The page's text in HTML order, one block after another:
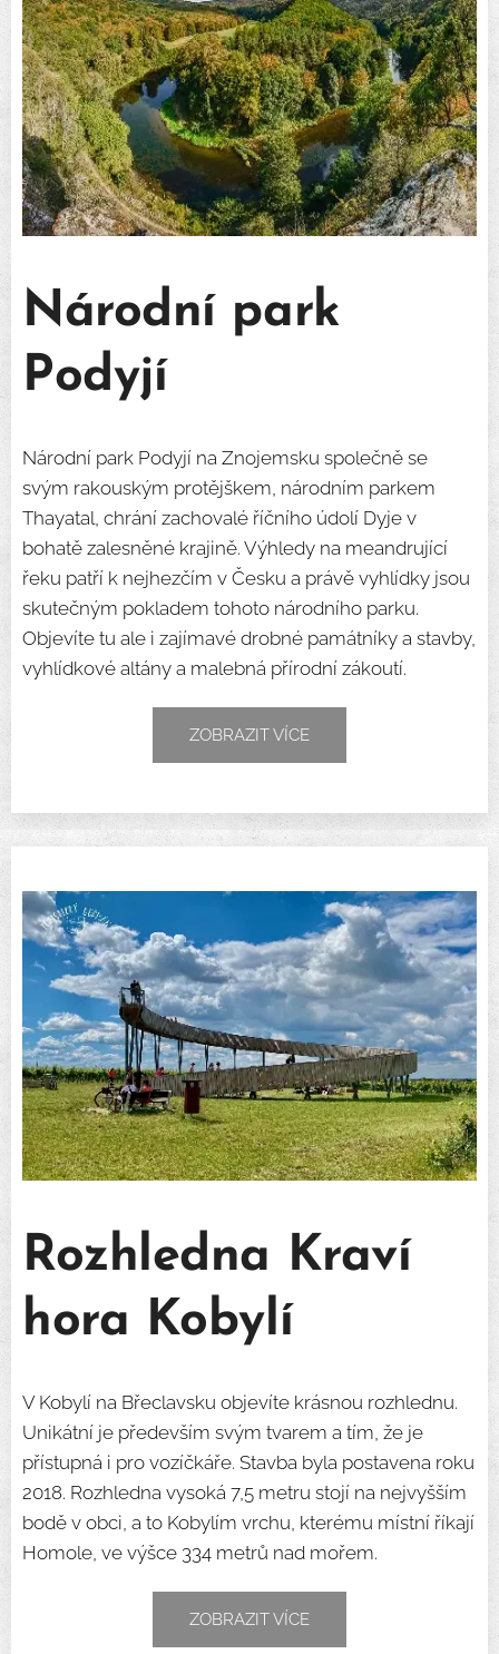
Národní park
Podyjí
Národní park Podyjí na Znojemsku společně se
svým rakouským protějškem, národním parkem
Thayatal, chrání zachovalé říčního údolí Dyje v
bohatě zalesněné krajině. Výhledy na meandrující
řeku patří k nejhezčím v Česku a právě vyhlídky jsou
skutečným pokladem tohoto národního parku.
Objevíte tu ale i zajímavé drobné památníky a stavby,
vyhlídkové altány a malebná přírodní zákoutí.
ZOBRAZIT VÍCE
Rozhledna Kraví
hora Kobylí
V Kobylí na Břeclavsku objevíte krásnou rozhlednu.
Unikátní je především svým tvarem a tím, že je
přístupná i pro vozíčkáře. Stavba byla postavena roku
2018. Rozhledna vysoká 7,5 metru stojí na nejvyšším
bodě v obci, a to Kobylím vrchu, kterému místní říkají
Homole, ve výšce 334 metrů nad mořem.
ZOBRAZIT VÍCE